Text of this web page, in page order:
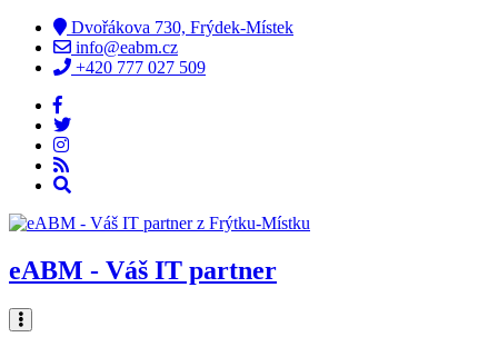
Dvořákova 730, Frýdek-Místek
info@eabm.cz
+420 777 027 509
eABM - Váš IT partner